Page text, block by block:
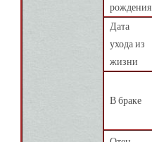
рождения
Дата
ухода из
жизни
В браке